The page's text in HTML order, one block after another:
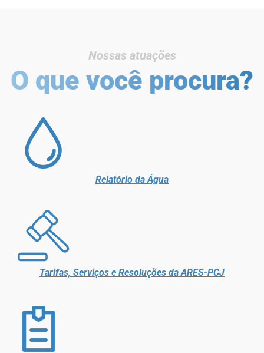
Nossas atuações
O que você procura?
Relatório da Água
Tarifas, Serviços e Resoluções da ARES-PCJ